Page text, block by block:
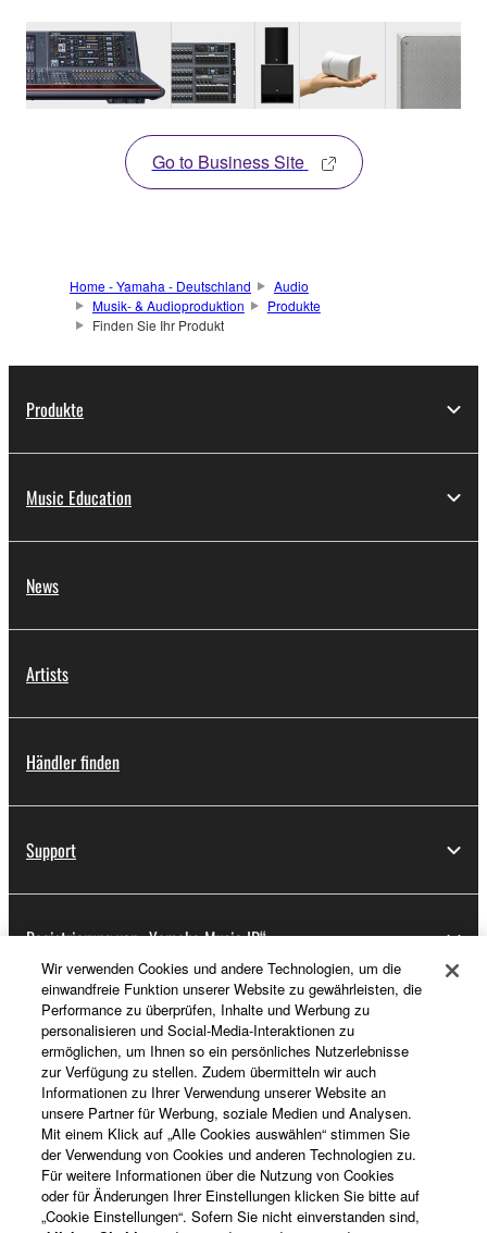
Go to Business Site
Home - Yamaha - Deutschland
Audio
Musik- & Audioproduktion
Produkte
Finden Sie Ihr Produkt
Produkte
Music Education
News
Artists
Händler finden
Support
Registrierung von „Yamaha Music ID“
Über Yamaha
Deutschland - German
Business
Wir verwenden Cookies und andere Technologien, um die
einwandfreie Funktion unserer Website zu gewährleisten, die
Performance zu überprüfen, Inhalte und Werbung zu
personalisieren und Social-Media-Interaktionen zu
ermöglichen, um Ihnen so ein persönliches Nutzerlebnisse
zur Verfügung zu stellen. Zudem übermitteln wir auch
Informationen zu Ihrer Verwendung unserer Website an
unsere Partner für Werbung, soziale Medien und Analysen.
Mit einem Klick auf „Alle Cookies auswählen“ stimmen Sie
der Verwendung von Cookies und anderen Technologien zu.
Für weitere Informationen über die Nutzung von Cookies
oder für Änderungen Ihrer Einstellungen klicken Sie bitte auf
„Cookie Einstellungen“. Sofern Sie nicht einverstanden sind,